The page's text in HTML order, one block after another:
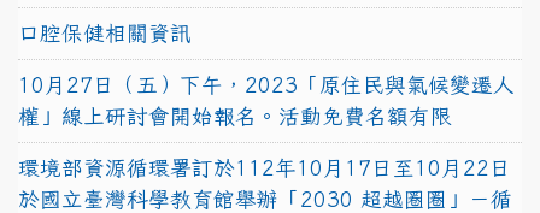
口腔保健相關資訊
10月27日（五）下午，2023「原住民與氣候變遷人
權」線上研討會開始報名。活動免費名額有限
環境部資源循環署訂於112年10月17日至10月22日
於國立臺灣科學教育館舉辦「2030 超越圈圈」－循